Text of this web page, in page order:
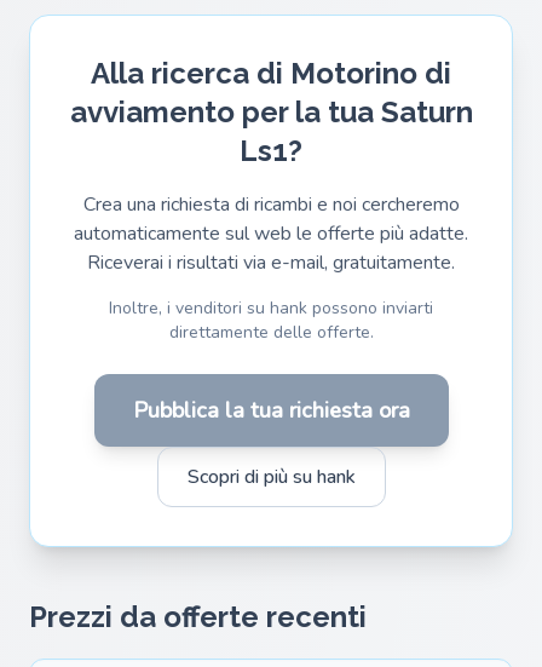
Alla ricerca di Motorino di
avviamento per la tua Saturn
Ls1?
Crea una richiesta di ricambi e noi cercheremo
automaticamente sul web le offerte più adatte.
Riceverai i risultati via e-mail, gratuitamente.
Inoltre, i venditori su hank possono inviarti
direttamente delle offerte.
Pubblica la tua richiesta ora
Scopri di più su hank
Prezzi da offerte recenti